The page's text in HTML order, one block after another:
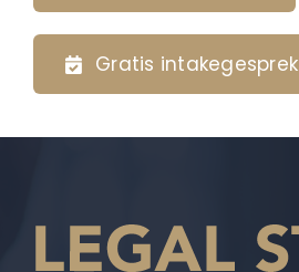
Gratis intakegesprek